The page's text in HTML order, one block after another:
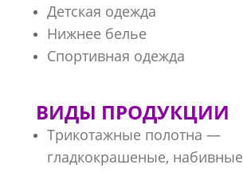
Детская одежда
Нижнее белье
Спортивная одежда
ВИДЫ ПРОДУКЦИИ
Трикотажные полотна —
гладкокрашеные, набивные